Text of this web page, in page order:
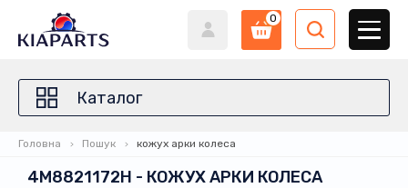
0
Каталог
Головна Пошук кожух арки колеса
4M8821172H - КОЖУХ АРКИ КОЛЕСА